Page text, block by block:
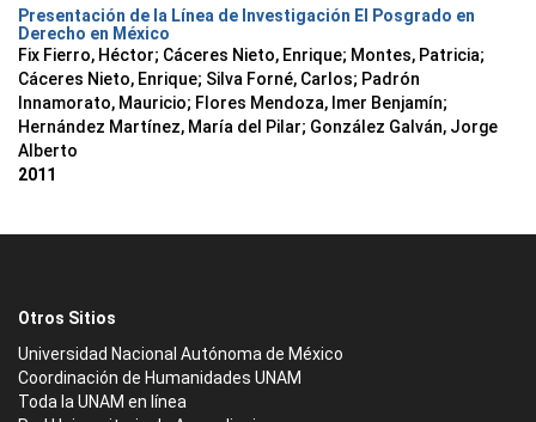
Presentación de la Línea de Investigación El Posgrado en
Derecho en México
Fix Fierro, Héctor; Cáceres Nieto, Enrique; Montes, Patricia;
Cáceres Nieto, Enrique; Silva Forné, Carlos; Padrón
Innamorato, Mauricio; Flores Mendoza, Imer Benjamín;
Hernández Martínez, María del Pilar; González Galván, Jorge
Alberto
2011
Otros Sitios
Universidad Nacional Autónoma de México
Coordinación de Humanidades UNAM
Toda la UNAM en línea